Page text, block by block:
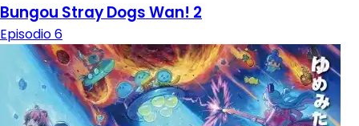
Bungou Stray Dogs Wan! 2
Episodio 6